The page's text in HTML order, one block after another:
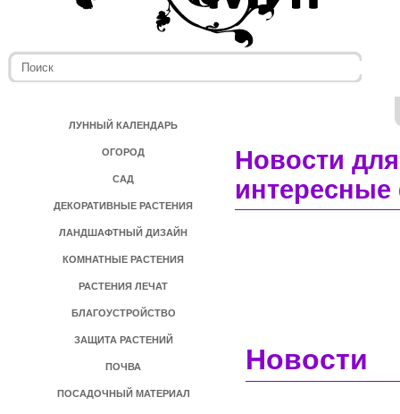
ЛУННЫЙ КАЛЕНДАРЬ
ОГОРОД
САД
ДЕКОРАТИВНЫЕ РАСТЕНИЯ
ЛАНДШАФТНЫЙ ДИЗАЙН
КОМНАТНЫЕ РАСТЕНИЯ
РАСТЕНИЯ ЛЕЧАТ
БЛАГОУСТРОЙСТВО
ЗАЩИТА РАСТЕНИЙ
ПОЧВА
ПОСАДОЧНЫЙ МАТЕРИАЛ
Новости
Новости